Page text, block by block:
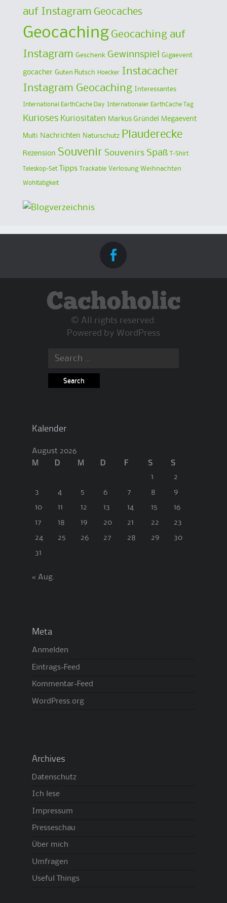
auf Instagram Geocaches
Geocaching Geocaching auf
Instagram Geschenk Gewinnspiel Gigaevent
gocacher Guten Rutsch Hoecker Instacacher
Instagram Geocaching Interessantes
International EarthCache Day Internationaler EarthCache Tag
Kurioses Kuriositäten Markus Gründel Megaevent
Multi Nachrichten Naturschutz Plauderecke
Rezension Souvenir Souvenirs Spaß T-Shirt
Teleskop-Set Tipps Trackable Verlosung Weihnachten
Wohltätigkeit
Cachoholic
© All rights reserved.
Powered by WordPress
Search
Kalender
August 2026
M
D M D F S
S
1
2
3 4 5 6 7 8 9
10 11 12 13 14 15 16
17 18 19 20 21 22 23
24 25 26 27 28 29 30
31
« Aug.
Meta
Anmelden
Eintrags-Feed
Kommentar-Feed
WordPress.org
Archives
Datenschutz
Ich lese
Impressum
Presseschau
Über mich
Umfragen
Useful Things